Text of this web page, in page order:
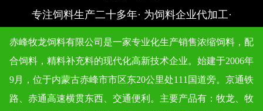
确保饲料生产过程符合质量标准，需围绕 “原料准入 - 生产管
控 - 成品检验 - 追溯管理” 全流程建立闭环体系，结合法规要求
与技术···
依据《饲料卫生标准》（GB 13078 - 2017）及各类专项标准，
专注饲料生产二十多年· 为饲料企业代加工·
赤峰牧龙饲料有限公司是一家专业化生产销售浓缩饲料，配
合饲料，精料补充料的现代化高新技术企业。始建于2006年
9月，位于内蒙古赤峰市市区东20公里处111国道旁。京通铁
路、赤通高速横贯东西、交通便利。主要产品有：牧龙、牧